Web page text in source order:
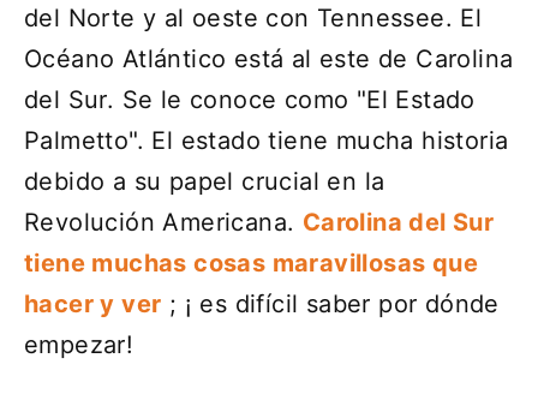
del Norte y al oeste con Tennessee. El
Océano Atlántico está al este de Carolina
del Sur. Se le conoce como "El Estado
Palmetto". El estado tiene mucha historia
debido a su papel crucial en la
Revolución Americana. Carolina del Sur
tiene muchas cosas maravillosas que
hacer y ver ; ¡ es difícil saber por dónde
empezar!